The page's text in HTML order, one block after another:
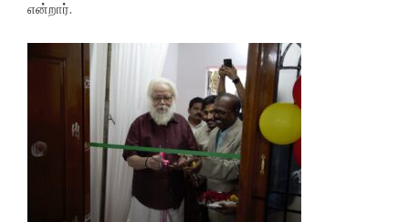
என்றார்.